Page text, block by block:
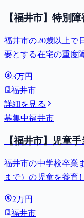
【福井市】特別
福井市の20歳以上で
要とする在宅の重度
3万円
福井市
詳細を見る
募集中福井市
【福井市】児童手
福井市の中学校卒業
まで）の児童を養育
子以降は15,000円）
2万円
福井市